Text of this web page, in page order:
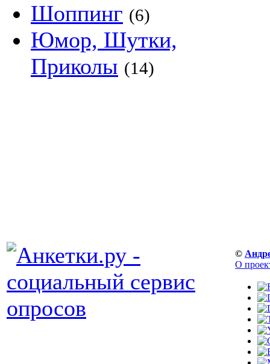
Шоппинг (6)
Юмор, Шутки,
Приколы (14)
©
О